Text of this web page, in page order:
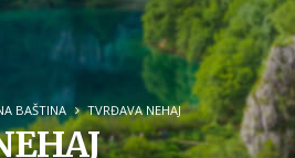
BAŠTINA TVRĐAVA NEHAJ